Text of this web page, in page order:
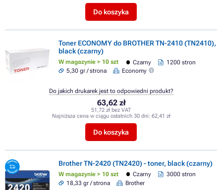
Do koszyka
Toner ECONOMY do BROTHER TN-2410 (TN2410),
black (czarny)
W magazynie > 10 szt Czarny
1200 stron
5,30 gr / strona
Economy
63,62 zł
51,72 zł bez VAT
Najniższa cena w ciągu ostatnich 30 dni: 62,41 zł
Do koszyka
Do jakich drukarek jest to odpowiedni produkt?
Brother TN-2420 (TN2420) - toner, black (czarny)
W magazynie > 10 szt Czarny
3000 stron
18,33 gr / strona
Brother